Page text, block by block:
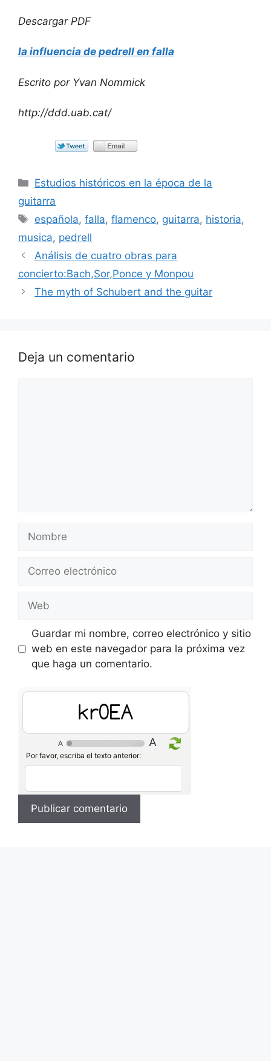
Descargar PDF
la influencia de pedrell en falla
Escrito por Yvan Nommick
http://ddd.uab.cat/
Categorías
Estudios históricos en la época de la
guitarra
Etiquetas
española,falla,flamenco, guitarra, historia,
musica, pedrell
Análisis de cuatro obras para
concierto:Bach,Sor,Ponce y Monpou
The myth of Schubert and the guitar
Deja un comentario
electrónico
Guardar mi nombre, correo electrónico y sitio
web en este navegador para la próxima vez
que haga un comentario.
uRv5T
Por favor, escriba el texto anterior: